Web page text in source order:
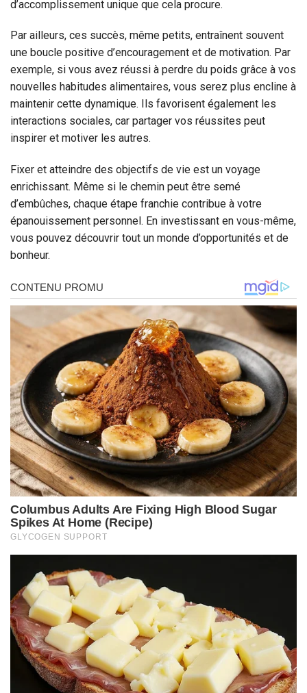
d’accomplissement unique que cela procure.
Par ailleurs, ces succès, même petits, entraînent souvent
une boucle positive d’encouragement et de motivation. Par
exemple, si vous avez réussi à perdre du poids grâce à vos
nouvelles habitudes alimentaires, vous serez plus encline à
maintenir cette dynamique. Ils favorisent également les
interactions sociales, car partager vos réussites peut
inspirer et motiver les autres.
Fixer et atteindre des objectifs de vie est un voyage
enrichissant. Même si le chemin peut être semé
d’embûches, chaque étape franchie contribue à votre
épanouissement personnel. En investissant en vous-même,
vous pouvez découvrir tout un monde d’opportunités et de
bonheur.